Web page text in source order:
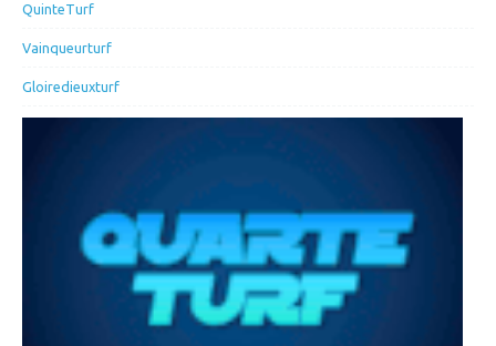
QuinteTurf
Vainqueurturf
Gloiredieuxturf